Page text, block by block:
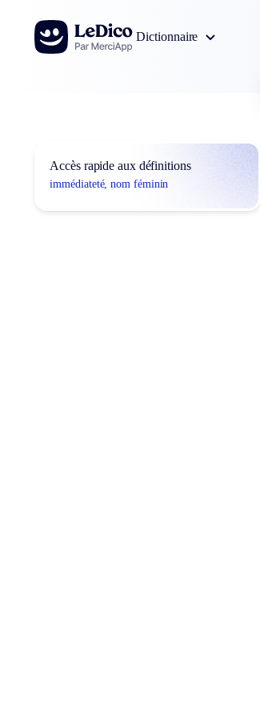
Aller au contenu
Dictionnaire
Accès rapide aux définitions
immédiateté, nom féminin